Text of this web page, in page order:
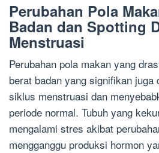
Perubahan Pola
Badan dan Spotting
Menstruasi
Perubahan pola makan yang
berat badan yang signifikan juga
siklus menstruasi dan
periode normal. Tubuh yang
mengalami stres akibat
mengganggu produksi hormon